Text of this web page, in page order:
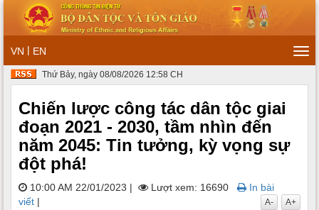
VN | EN
Thứ Bảy, ngày 08/08/2026 12:58 CH
Chiến lược công tác dân tộc giai
đoạn 2021 - 2030, tầm nhìn đến
năm 2045: Tin tưởng, kỳ vọng sự
đột phá!
10:00 AM 22/01/2023 | Lượt xem: 16690
In bài
viết | A+
A-